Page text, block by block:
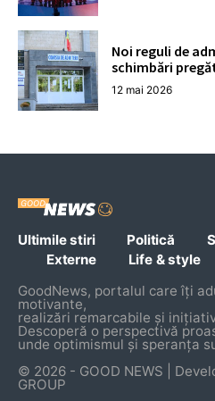
Noi reguli de
schimbări
12 mai 2026
Ultimile stiri Politică
Externe
Life & style
GoodNews, portalul care îți
motivante,
realizări remarcabile și
Descoperă o perspectivă
unde optimismul și speranța
© 2026 - GOOD NEWS |
GROUP